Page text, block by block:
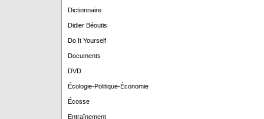
Dictionnaire
Didier Béoutis
Do It Yourself
Documents
DVD
Écologie-Politique-Économie
Écosse
Entraînement